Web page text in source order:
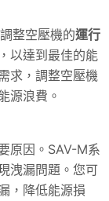
整空壓機的運行
以達到最佳的能
求，調整空壓機
源浪費。
原因。 SAV-M系
洩漏問題。您可
，降低能源損